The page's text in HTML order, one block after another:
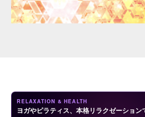
RELAXATION & HEALTH
ヨガやピラティス、本格リラクゼーショ